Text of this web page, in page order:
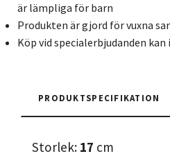
är lämpliga för barn
Produkten är gjord för vuxna
Köp vid specialerbjudanden
PRODUKTSPECIFIKATION
Storlek: 17 cm